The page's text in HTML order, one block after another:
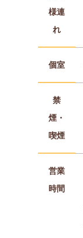
様連
れ
個室
禁
煙・
喫煙
営業
時間